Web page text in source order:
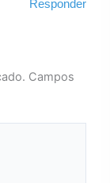
Responder
Campos